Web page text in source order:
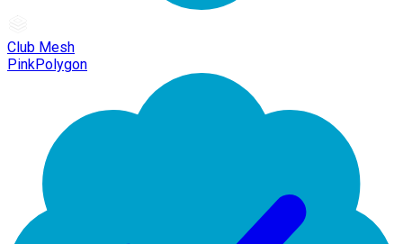
Club Mesh
PinkPolygon